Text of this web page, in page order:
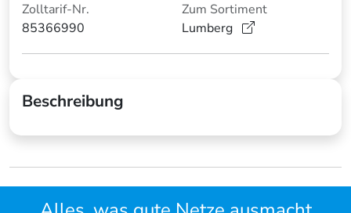
Zolltarif-Nr.
85366990
Zum Sortiment
Lumberg
Beschreibung